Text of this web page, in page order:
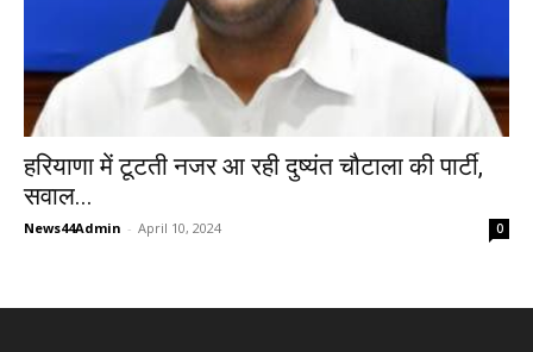
हरियाणा में टूटती नजर आ रही दुष्यंत चौटाला की पार्टी,
सवाल...
News44Admin - April 10, 2024 0